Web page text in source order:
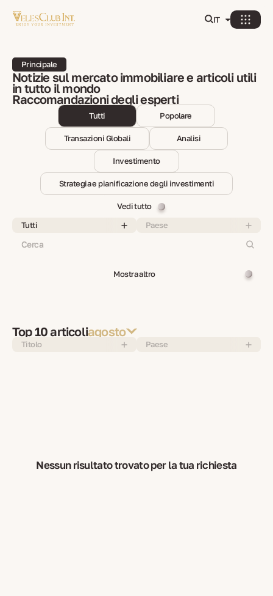
IT
Principale
Notizie sul mercato immobiliare e articoli utili
in tutto il mondo
Raccomandazioni degli esperti
Tutti Popolare
Transazioni Globali Analisi
Investimento
Strategia e pianificazione degli investimenti
Vedi tutto
Tutti
Paese
Mostra altro
Top 10 articoliagosto
Titolo Paese
Nessun risultato trovato per la tua richiesta